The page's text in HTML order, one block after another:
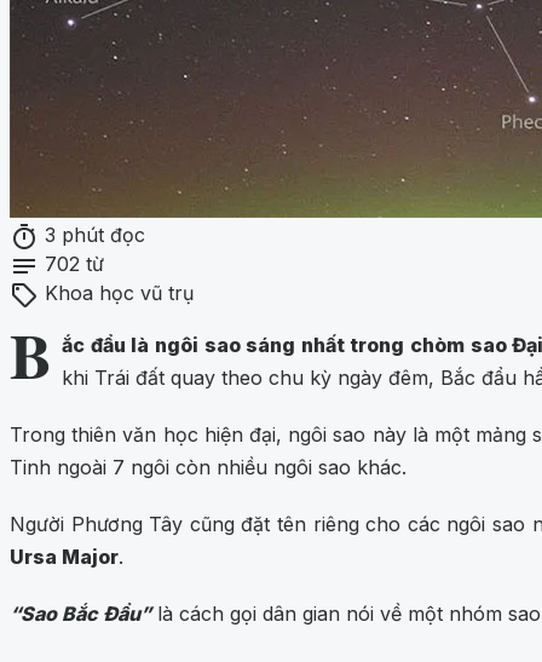
timer 3 phút đọc
notes 702 từ
sell Khoa học vũ trụ
B ắc đẩu là ngôi sao sáng nhất trong chòm sao
khi Trái đất quay theo chu kỳ ngày đêm, Bắc đẩu
Trong thiên văn học hiện đại, ngôi sao này là một
Tinh ngoài 7 ngôi còn nhiều ngôi sao khác.
Người Phương Tây cũng đặt tên riêng cho các ngôi
Ursa Major.
“Sao Bắc Đẩu”là cách gọi dân gian nói về một nhóm